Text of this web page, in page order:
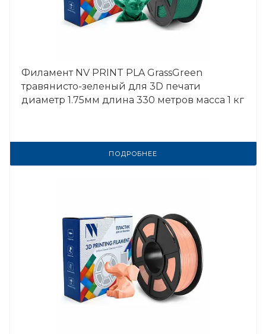
Филамент NV PRINT PLA GrassGreen
травянисто-зеленый для 3D печати
диаметр 1.75мм длина 330 метров масса 1 кг
ПОДРОБНЕЕ